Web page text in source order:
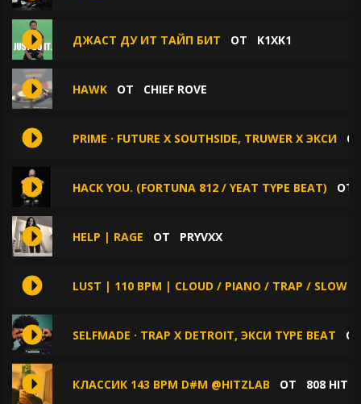
ДЖАСТ ДУ ИТ ТАЙП БИТ ОТ K1XK1
HAWK ОТ CHIEF ROVE
PRIME · FUTURE X SOUTHSIDE, TRUWER X ЭКСИ
HACK YOU. (FORTUNA 812 / YEAT TYPE BEAT)
HELP | RAGE ОТ PRYVXX
LUST | 110 BPM | CLOUD / PIANO / TRAP / SLOW /
SELFMADE · TRAP X DETROIT, ЭКСИ TYPE BEAT
КЛАССИК 143 BPM D#M @HITZLAB ОТ 808 HITZ